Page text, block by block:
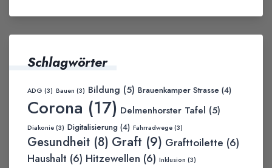
Schlagwörter
ADG (3) Bauen (3) Bildung (5) Brauenkamper Strasse (4)
Corona (17) Delmenhorster Tafel (5)
Diakonie (3) Digitalisierung (4) Fahrradwege (3)
Gesundheit (8) Graft (9) Grafttoilette (6)
Haushalt (6) Hitzewellen (6) Inklusion (3)